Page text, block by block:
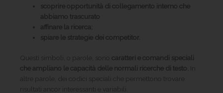
scoprire opportunità di collegamento interno che
abbiamo trascurato
affinare la ricerca;
spiare le strategie dei competitor.
Questi simboli, o parole, sono caratteri e comandi speciali
che ampliano le capacità delle normali ricerche di testo. In
altre parole, dei codici speciali che permettono trovare
risultati ancor interessanti e variabili.